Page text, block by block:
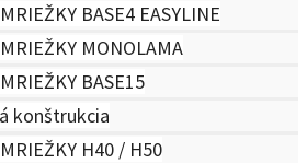
MRIEŽKY BASE4 EASYLINE
MRIEŽKY MONOLAMA
MRIEŽKY BASE15
konštrukcia
MRIEŽKY H40 / H50